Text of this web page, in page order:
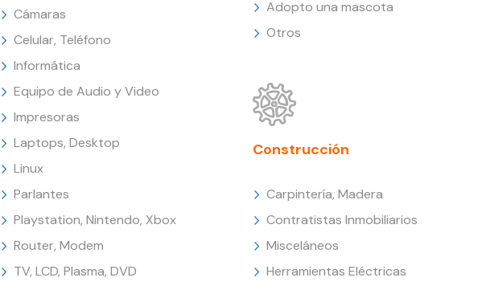
Cámaras
Celular, Teléfono
Informática
Equipo de Audio y Video
Impresoras
Laptops, Desktop
Linux
Parlantes
Playstation, Nintendo, Xbox
Router, Modem
TV, LCD, Plasma, DVD
Adopto una mascota
Otros
Construcción
Carpintería, Madera
Contratistas Inmobiliarios
Misceláneos
Herramientas Eléctricas